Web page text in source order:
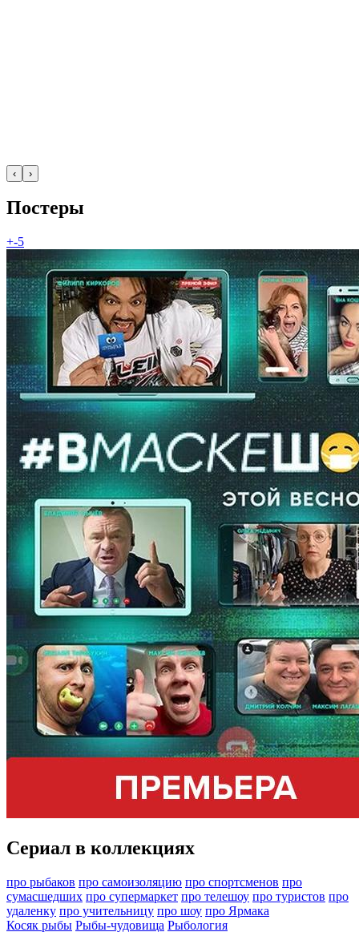
‹ ›
Постеры
+-5
Сериал в коллекциях
про рыбаков про самоизоляцию про спортсменов про
сумасшедших про супермаркет про телешоу про туристов про
удаленку про учительницу про шоу про Ярмака
Косяк рыбы Рыбы-чудовища Рыбология